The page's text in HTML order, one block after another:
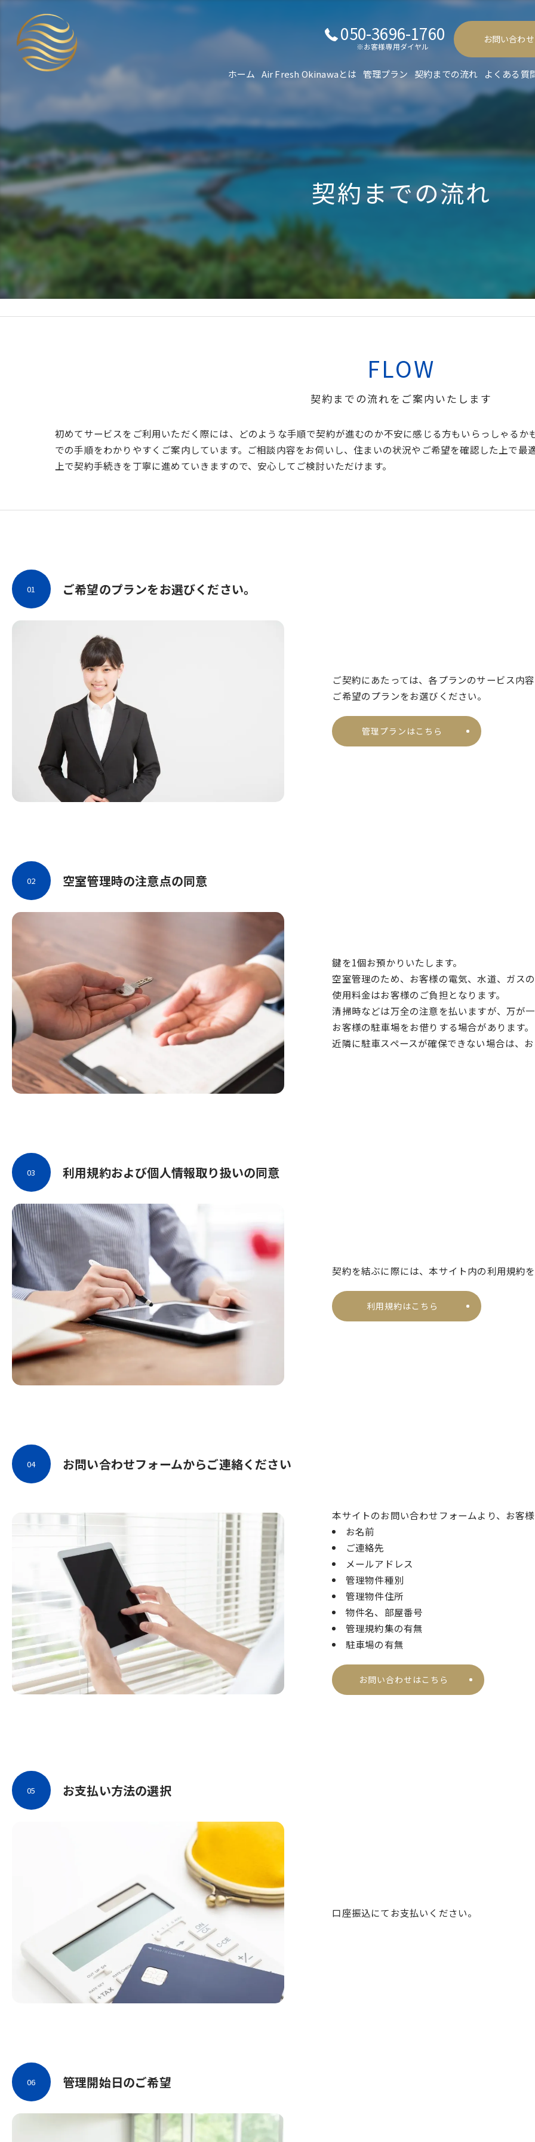
050-3696-1760
※お客様専用ダイヤル
お問い合わ
ホーム Air Fresh Okinawaとは 管理プラン 契約までの流れ よくある質
契約までの流れ
契約までの流れをご案内いたします
FLOW
初めてサービスをご利用いただく際には、どのような手順で契約が進むのか不安に感じる方もいらっしゃる
での手順をわかりやすくご案内しています。ご相談内容をお伺いし、住まいの状況やご希望を確認した上で最
上で契約手続きを丁寧に進めていきますので、安心してご検討いただけます。
ご希望のプランをお選びください。
01
ご契約にあたっては、各プランのサービス内
ご希望のプランをお選びください。
管理プランはこちら
空室管理時の注意点の同意
02
鍵を1個お預かりいたします。
空室管理のため、お客様の電気、水道、ガスの
使用料金はお客様のご負担となります。
清掃時などは万全の注意を払いますが、万が
お客様の駐車場をお借りする場合があります。
近隣に駐車スペースが確保できない場合は、
利用規約および個人情報取り扱いの同意
03
契約を結ぶに際には、本サイト内の利用規約を
利用規約はこちら
お問い合わせフォームからご連絡ください
04
本サイトのお問い合わせフォームより、お客
お名前
ご連絡先
メールアドレス
管理物件種別
管理物件住所
物件名、部屋番号
管理規約集の有無
駐車場の有無
お問い合わせはこちら
お支払い方法の選択
05
口座振込にてお支払いください。
管理開始日のご希望
06